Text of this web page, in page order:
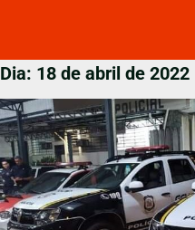
Dia: 18 de abril de 2022